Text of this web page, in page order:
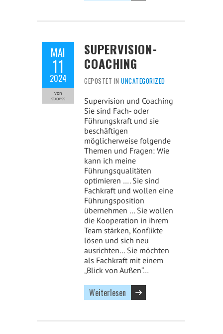
MAI
11
2024
von
stroess
SUPERVISION-
COACHING
GEPOSTET INUNCATEGORIZED
Supervision und Coaching
Sie sind Fach- oder
Führungskraft und sie
beschäftigen
möglicherweise folgende
Themen und Fragen: Wie
kann ich meine
Führungsqualitäten
optimieren …. Sie sind
Fachkraft und wollen eine
Führungsposition
übernehmen … Sie wollen
die Kooperation in ihrem
Team stärken, Konflikte
lösen und sich neu
ausrichten… Sie möchten
als Fachkraft mit einem
„Blick von Außen“…
Weiterlesen